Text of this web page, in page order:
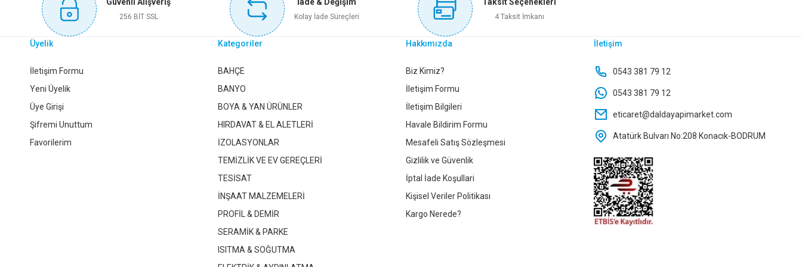
Gönder
Sepete Ekle Sepete Ekle Sepete Ekle Sepete Ekle
244,25 TL
Sepete Ekle Sepete Ekle
194,90 TL 170,85 TL
Sepete Ekle
256 BİT SSL Kolay İade Süreçleri 4 Taksit İmkanı
Üyelik
İletişim Formu
Yeni Üyelik
Üye Girişi
Şifremi Unuttum
Favorilerim
Kategoriler
BAHÇE
BANYO
BOYA & YAN ÜRÜNLER
HIRDAVAT & EL ALETLERİ
İZOLASYONLAR
TEMİZLİK VE EV GEREÇLERİ
TESİSAT
İNŞAAT MALZEMELERİ
PROFİL & DEMİR
SERAMİK & PARKE
ISITMA & SOĞUTMA
Hakkımızda
Biz Kimiz?
İletişim Formu
İletişim Bilgileri
Havale Bildirim Formu
Mesafeli Satış Sözleşmesi
Gizlilik ve Güvenlik
İptal İade Koşullari
Kişisel Veriler Politikası
Kargo Nerede?
İletişim
0543 381 79 12
0543 381 79 12
eticaret@daldayapimarket.com
Atatürk Bulvarı No:208 Konacık-BODRUM